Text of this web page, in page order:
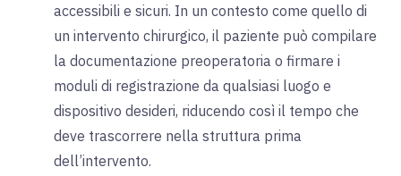
accessibili e sicuri. In un contesto come quello di
un intervento chirurgico, il paziente può compilare
la documentazione preoperatoria o firmare i
moduli di registrazione da qualsiasi luogo e
dispositivo desideri, riducendo così il tempo che
deve trascorrere nella struttura prima
dell’intervento.